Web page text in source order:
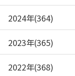
2024年(364)
2023年(365)
2022年(368)